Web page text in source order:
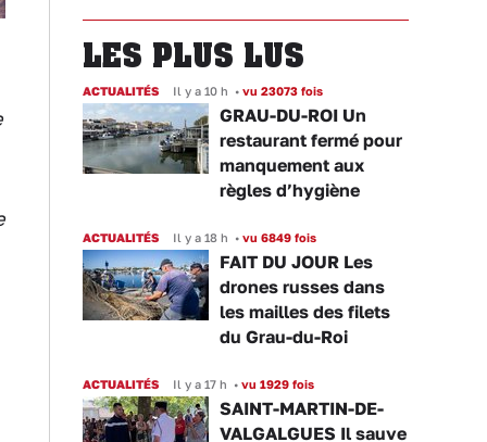
LES PLUS LUS
ACTUALITÉS Il y a 10 h • vu 23073 fois
GRAU-DU-ROI Un
restaurant fermé pour
manquement aux
règles d’hygiène
ACTUALITÉS Il y a 18 h • vu 6849 fois
FAIT DU JOUR Les
drones russes dans
les mailles des filets
du Grau-du-Roi
ACTUALITÉS Il y a 17 h • vu 1929 fois
SAINT-MARTIN-DE-
VALGALGUES Il sauve